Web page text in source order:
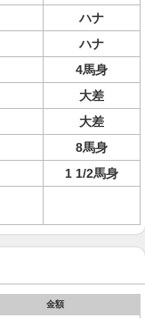
ハナ
ハナ
4馬身
大差
大差
8馬身
1 1/2馬身
金額